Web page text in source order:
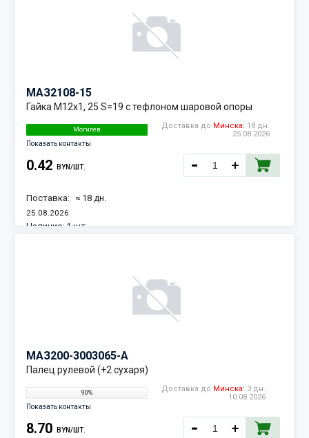
МАЗ2108-15
Гайка М12х1, 25 S=19 с тефлоном шаровой опоры
Могилев
Показать контакты
Доставка до Минска: 18 дн.
25.08.2026
0.42 BYN/ШТ.
Поставка: ≈ 18 дн.
25.08.2026
Наличие: 1 шт.
МАЗ200-3003065-А
Палец рулевой (+2 сухаря)
90%
Показать контакты
Доставка до Минска: 3 дн.
10.08.2026
8.70 BYN/ШТ.